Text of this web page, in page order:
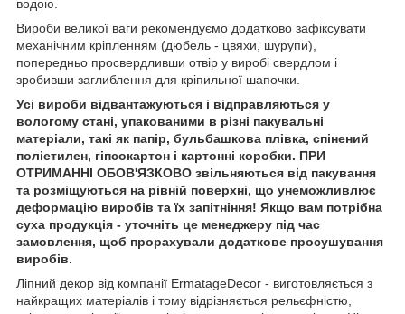
водою.
Вироби великої ваги рекомендуємо додатково зафіксувати
механічним кріпленням (дюбель - цвяхи, шурупи),
попередньо просвердливши отвір у виробі свердлом і
зробивши заглиблення для кріпильної шапочки.
Усі вироби відвантажуються і відправляються у
вологому стані, упакованими в різні пакувальні
матеріали, такі як папір, бульбашкова плівка, спінений
поліетилен, гіпсокартон і картонні коробки. ПРИ
ОТРИМАННІ ОБОВ'ЯЗКОВО звільняються від пакування
та розміщуються на рівній поверхні, що унеможливлює
деформацію виробів та їх запітніння! Якщо вам потрібна
суха продукція - уточніть це менеджеру під час
замовлення, щоб прорахували додаткове просушування
виробів.
Ліпний декор від компанії ErmatageDecor - виготовляється з
найкращих матеріалів і тому відрізняється рельєфністю,